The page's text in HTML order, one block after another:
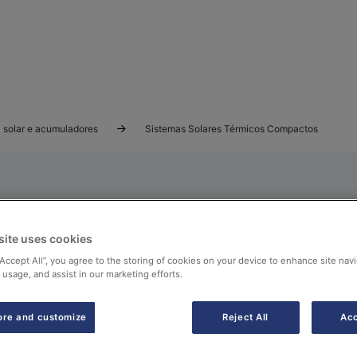
solar e acumuladores Sistemas Solares Térmicos Compactos
compactos
para uma instalação de energia solar térmica:
uses cookies
All”, you agree to the storing of cookies on your device to enhance site
usage, and assist in our marketing efforts.
and customize Reject All